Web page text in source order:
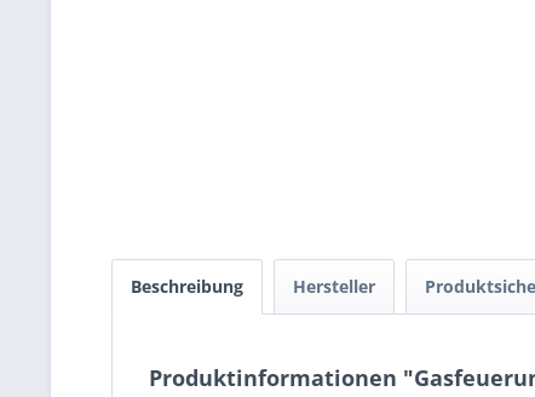
Beschreibung Hersteller
Produktinformationen